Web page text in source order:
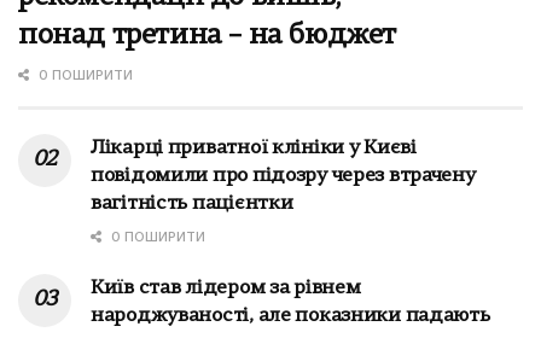
понад третина – на бюджет
0 ПОШИРИТИ
Лікарці приватної клініки у Києві
повідомили про підозру через втрачену
вагітність пацієнтки
0 ПОШИРИТИ
Київ став лідером за рівнем
народжуваності, але показники падають